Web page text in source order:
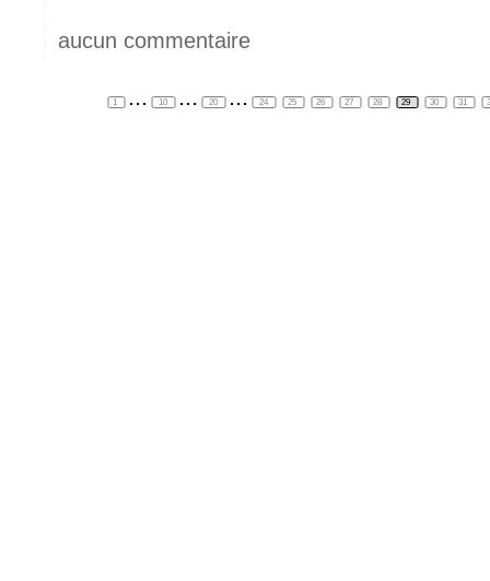
aucun commentaire
1 ... 10 ... 20 ... 24 25 26 27 28 29 30 31